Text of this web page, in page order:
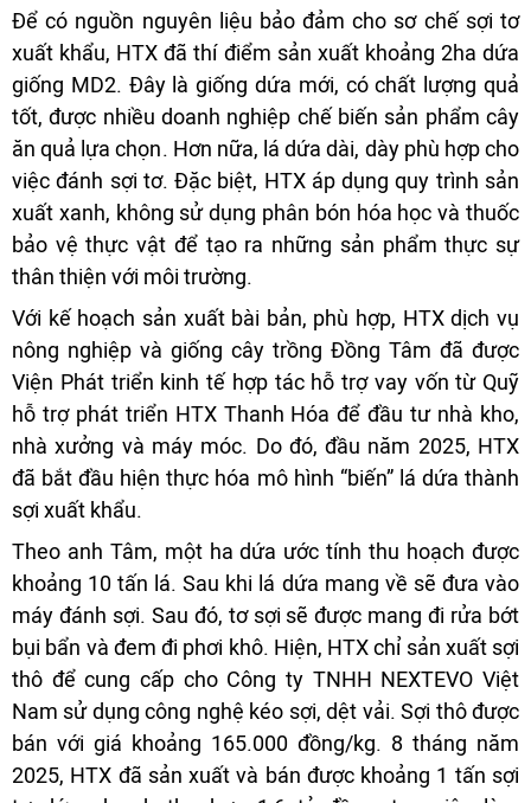
Để có nguồn nguyên liệu bảo đảm cho sơ chế sợi tơ
xuất khẩu, HTX đã thí điểm sản xuất khoảng 2ha dứa
giống MD2. Đây là giống dứa mới, có chất lượng quả
tốt, được nhiều doanh nghiệp chế biến sản phẩm cây
ăn quả lựa chọn. Hơn nữa, lá dứa dài, dày phù hợp cho
việc đánh sợi tơ. Đặc biệt, HTX áp dụng quy trình sản
xuất xanh, không sử dụng phân bón hóa học và thuốc
bảo vệ thực vật để tạo ra những sản phẩm thực sự
thân thiện với môi trường.
Với kế hoạch sản xuất bài bản, phù hợp, HTX dịch vụ
nông nghiệp và giống cây trồng Đồng Tâm đã được
Viện Phát triển kinh tế hợp tác hỗ trợ vay vốn từ Quỹ
hỗ trợ phát triển HTX Thanh Hóa để đầu tư nhà kho,
nhà xưởng và máy móc. Do đó, đầu năm 2025, HTX
đã bắt đầu hiện thực hóa mô hình “biến” lá dứa thành
sợi xuất khẩu.
Theo anh Tâm, một ha dứa ước tính thu hoạch được
khoảng 10 tấn lá. Sau khi lá dứa mang về sẽ đưa vào
máy đánh sợi. Sau đó, tơ sợi sẽ được mang đi rửa bớt
bụi bẩn và đem đi phơi khô. Hiện, HTX chỉ sản xuất sợi
thô để cung cấp cho Công ty TNHH NEXTEVO Việt
Nam sử dụng công nghệ kéo sợi, dệt vải. Sợi thô được
bán với giá khoảng 165.000 đồng/kg. 8 tháng năm
2025, HTX đã sản xuất và bán được khoảng 1 tấn sợi